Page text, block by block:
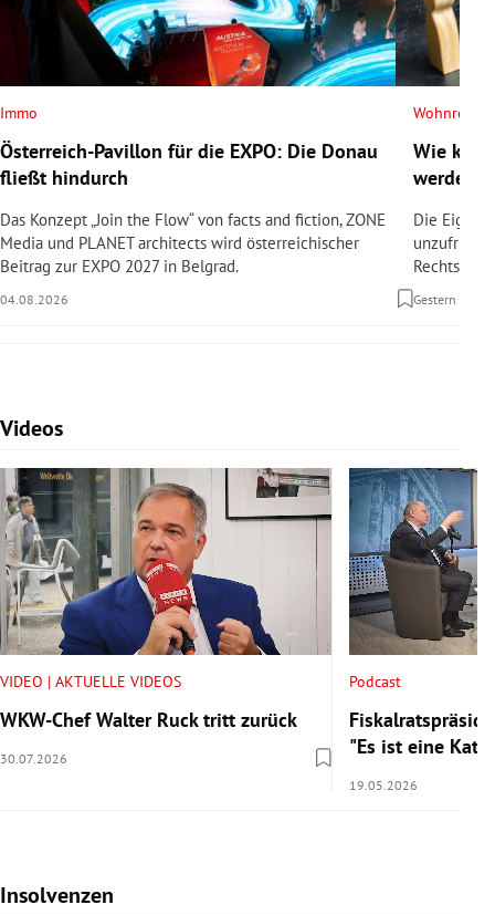
Immo
Österreich-Pavillon für die EXPO: Die Donau
fließt hindurch
Das Konzept „Join the Flow“ von facts and fiction, ZONE
Media und PLANET architects wird österreichischer
Beitrag zur EXPO 2027 in Belgrad.
04.08.2026
Wohnrecht
Wie
werden?
Die
Gestern
Videos
Slide 1 von 7
VIDEO | AKTUELLE VIDEOS
WKW-Chef Walter Ruck tritt zurück
30.07.2026
Podcast
"Es ist eine
19.05.2026
Insolvenzen
Slide 1 von 7